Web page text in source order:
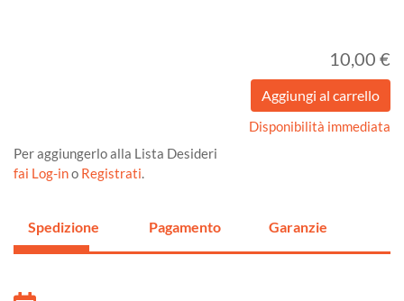
10,00 €
Disponibilità immediata
Per aggiungerlo alla Lista Desideri
fai Log-ino Registrati.
Spedizione Pagamento Garanzie